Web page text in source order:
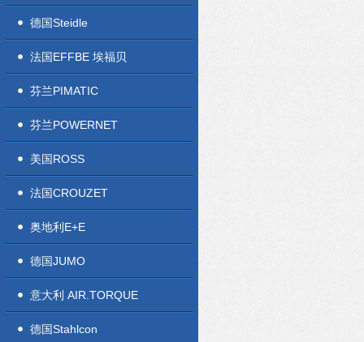
德国Steidle
法国EFFBE 埃福贝
芬兰PIMATIC
芬兰POWERNET
美国ROSS
法国CROUZET
奥地利E+E
德国JUMO
意大利 AIR.TORQUE
德国Stahlcon